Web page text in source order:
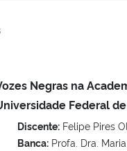
Negras na
Federal
Discente:Felipe Pires
Banca:Profa. Dra.